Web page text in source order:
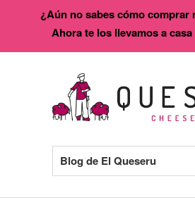
Blog de El Queseru
¿Aún no sabes cómo comprar
Ahora te los llevamos a casa